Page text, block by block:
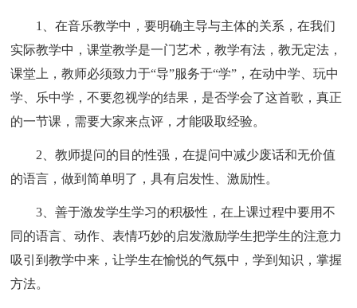
1、在音乐教学中，要明确主导与主体的关系，在我们
实际教学中，课堂教学是一门艺术，教学有法，教无定法，
课堂上，教师必须致力于“导”服务于“学”，在动中学、玩中
学、乐中学，不要忽视学的结果，是否学会了这首歌，真正
的一节课，需要大家来点评，才能吸取经验。
2、教师提问的目的性强，在提问中减少废话和无价值
的语言，做到简单明了，具有启发性、激励性。
3、善于激发学生学习的积极性，在上课过程中要用不
同的语言、动作、表情巧妙的启发激励学生把学生的注意力
吸引到教学中来，让学生在愉悦的气氛中，学到知识，掌握
方法。